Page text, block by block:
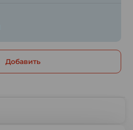
Добавить